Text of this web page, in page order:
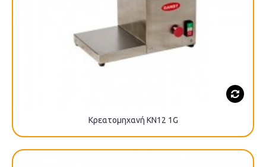
Κρεατομηχανή KN12 1G